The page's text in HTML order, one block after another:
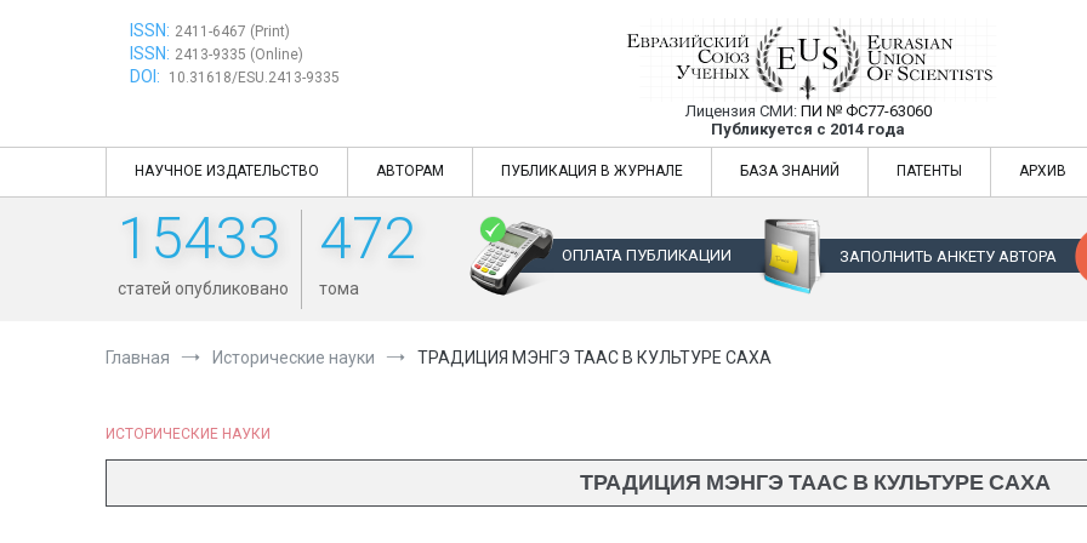
ISSN: 2411-6467 (Print)
ISSN: 2413-9335 (Online)
DOI: 10.31618/ESU.2413-9335
Евразийский Союз Ученых —
Лицензия СМИ: ПИ № ФС77-63060
Публикуется с 2014 года
Евразийский Союз Ученых — публикация научных статей в
НАУЧНОЕ ИЗДАТЕЛЬСТВО АВТОРАМ ПУБЛИКАЦИЯ В ЖУРНАЛЕ БАЗА ЗНАНИЙ ПАТЕНТЫ АРХИВ
15433
статей опубликовано
472
тома
ОПЛАТА ПУБЛИКАЦИИ ЗАПОЛНИТЬ АНКЕТУ АВТОРА
Главная Исторические науки ТРАДИЦИЯ МЭНГЭ ТААС В КУЛЬТУРЕ САХА
ИСТОРИЧЕСКИЕ НАУКИ
ТРАДИЦИЯ МЭНГЭ ТААС В КУЛЬТУРЕ САХА